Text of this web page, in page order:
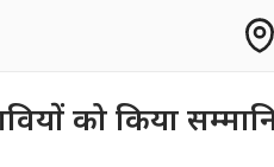
को किया